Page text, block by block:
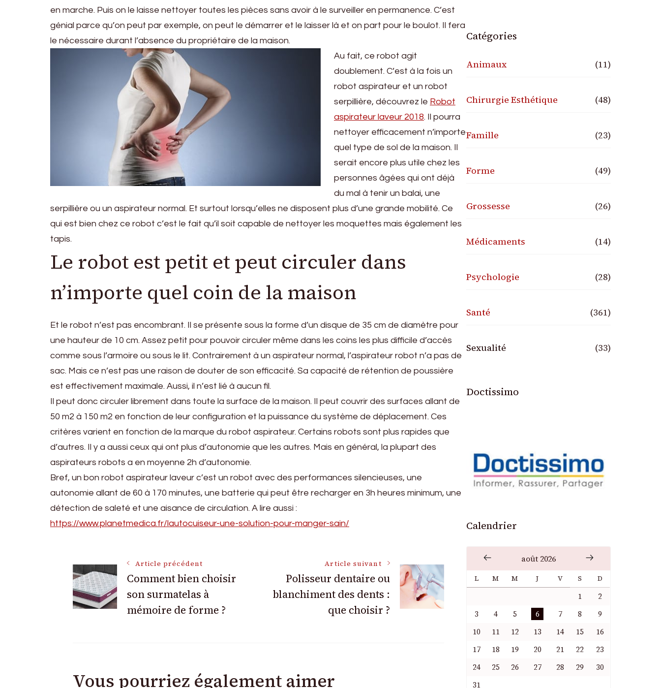
en marche. Puis on le laisse nettoyer toutes les pièces sans avoir à le surveiller en permanence. C’est
génial parce qu’on peut par exemple, on peut le démarrer et le laisser là et on part pour le boulot. Il fera
le nécessaire durant l’absence du propriétaire de la maison.
Au fait, ce robot agit
doublement. C’est à la fois un
robot aspirateur et un robot
serpillière, découvrez le Robot
aspirateur laveur 2018. Il pourra
nettoyer efficacement n’importe
quel type de sol de la maison. Il
serait encore plus utile chez les
personnes âgées qui ont déjà
du mal à tenir un balai, une
serpillière ou un aspirateur normal. Et surtout lorsqu’elles ne disposent plus d’une grande mobilité. Ce
qui est bien chez ce robot c’est le fait qu’il soit capable de nettoyer les moquettes mais également les
tapis.
Le robot est petit et peut circuler dans
n’importe quel coin de la maison
Et le robot n’est pas encombrant. Il se présente sous la forme d’un disque de 35 cm de diamètre pour
une hauteur de 10 cm. Assez petit pour pouvoir circuler même dans les coins les plus difficile d’accès
comme sous l’armoire ou sous le lit. Contrairement à un aspirateur normal, l’aspirateur robot n’a pas de
sac. Mais ce n’est pas une raison de douter de son efficacité. Sa capacité de rétention de poussière
est effectivement maximale. Aussi, il n’est lié à aucun fil.
Il peut donc circuler librement dans toute la surface de la maison. Il peut couvrir des surfaces allant de
50 m2 à 150 m2 en fonction de leur configuration et la puissance du système de déplacement. Ces
critères varient en fonction de la marque du robot aspirateur. Certains robots sont plus rapides que
d’autres. Il y a aussi ceux qui ont plus d’autonomie que les autres. Mais en général, la plupart des
aspirateurs robots a en moyenne 2h d’autonomie.
Bref, un bon robot aspirateur laveur c’est un robot avec des performances silencieuses, une
autonomie allant de 60 à 170 minutes, une batterie qui peut être recharger en 3h heures minimum, une
détection de saleté et une aisance de circulation. A lire aussi :
https://www.planetmedica.fr/lautocuiseur-une-solution-pour-manger-sain/
Navigation
des
Article précédent
Comment bien choisir
son surmatelas à
mémoire de forme ?
Article suivant
Polisseur dentaire ou
blanchiment des dents :
que choisir ?
Vous pourriez également aimer
Catégories
Animaux (11)
Chirurgie Esthétique (48)
Famille (23)
Forme (49)
Grossesse (26)
Médicaments (14)
Psychologie (28)
Santé (361)
Sexualité (33)
Doctissimo
Calendrier
août 2026
L M M J V S D
1
2
3
4 5 6 7 8
9
10
11 12 13 14 15
16
17
18 19 20 21 22
23
24
25 26 27 28 29
30
31